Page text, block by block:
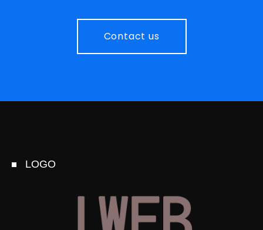
Contact us
LOGO